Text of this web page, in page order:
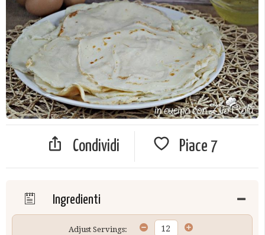
Condividi Piace 7
Ingredienti
Adjust Servings: